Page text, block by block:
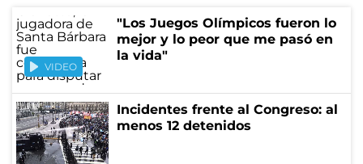
VIDEO
"Los Juegos Olímpicos fueron lo
mejor y lo peor que me pasó en
la vida"
Incidentes frente al Congreso: al
menos 12 detenidos